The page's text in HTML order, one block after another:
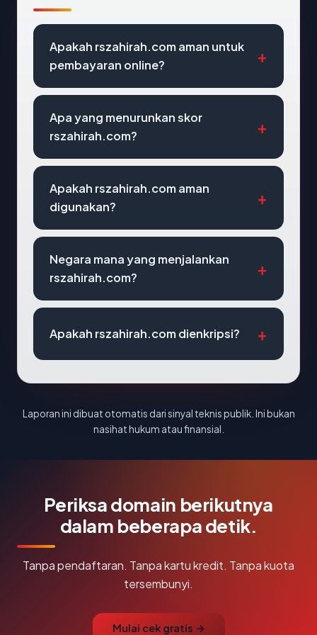
Apakah rszahirah.com aman untuk
pembayaran online?
Apa yang menurunkan skor
rszahirah.com?
Apakah rszahirah.com aman
digunakan?
Negara mana yang menjalankan
rszahirah.com?
Apakah rszahirah.com dienkripsi?
Laporan ini dibuat otomatis dari sinyal teknis publik. Ini bukan
nasihat hukum atau finansial.
Periksa domain berikutnya
dalam beberapa detik.
Tanpa pendaftaran. Tanpa kartu kredit. Tanpa kuota
tersembunyi.
Mulai cek gratis →